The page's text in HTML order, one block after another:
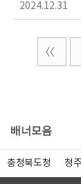
2024.12.31
배너모음
충청북도청 청